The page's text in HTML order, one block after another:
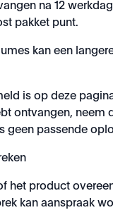
na 12
pakket punt.
kan een
is op deze
ontvangen, neem
geen passende
het product
kan aanspraak